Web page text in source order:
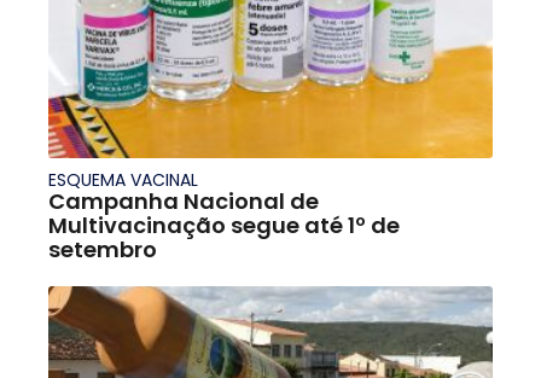
ESQUEMA VACINAL
Campanha Nacional de
Multivacinação segue até 1º de
setembro